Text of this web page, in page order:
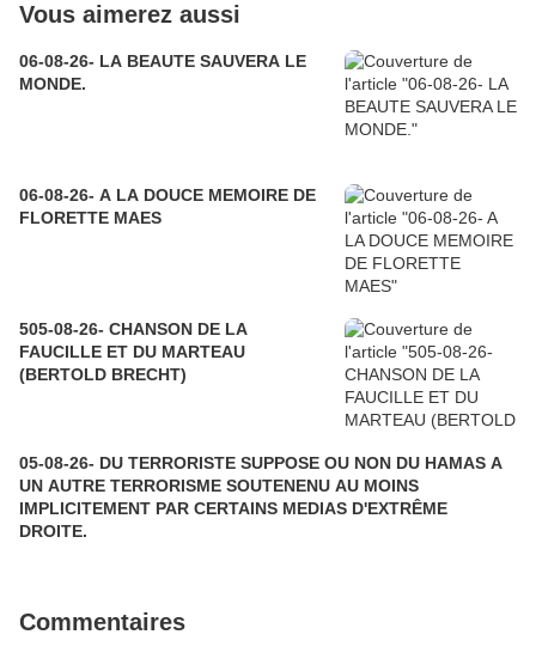
Vous aimerez aussi
06-08-26- LA BEAUTE SAUVERA LE
MONDE.
06-08-26- A LA DOUCE MEMOIRE DE
FLORETTE MAES
505-08-26- CHANSON DE LA
FAUCILLE ET DU MARTEAU
(BERTOLD BRECHT)
05-08-26- DU TERRORISTE SUPPOSE OU NON DU HAMAS A
UN AUTRE TERRORISME SOUTENENU AU MOINS
IMPLICITEMENT PAR CERTAINS MEDIAS D'EXTRÊME
DROITE.
Commentaires